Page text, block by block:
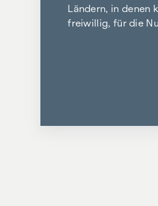
Ländern, in denen
freiwillig, für die